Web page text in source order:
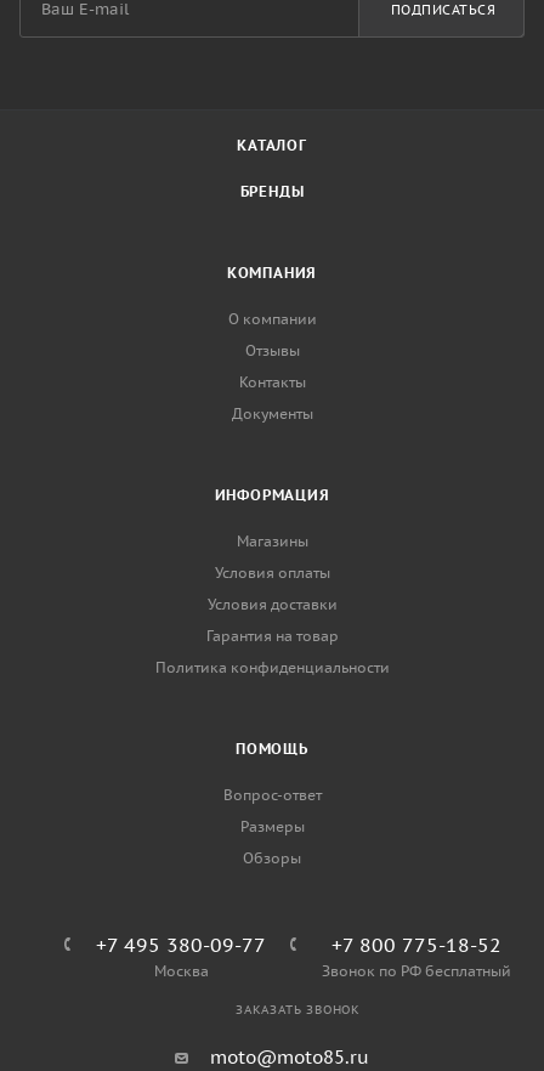
ПОДПИСАТЬСЯ
КАТАЛОГ
БРЕНДЫ
КОМПАНИЯ
О компании
Отзывы
Контакты
Документы
ИНФОРМАЦИЯ
Магазины
Условия оплаты
Условия доставки
Гарантия на товар
Политика конфиденциальности
ПОМОЩЬ
Вопрос-ответ
Размеры
Обзоры
+7 495 380-09-77
Москва
+7 800 775-18-52
Звонок по РФ бесплатный
ЗАКАЗАТЬ ЗВОНОК
moto@moto85.ru